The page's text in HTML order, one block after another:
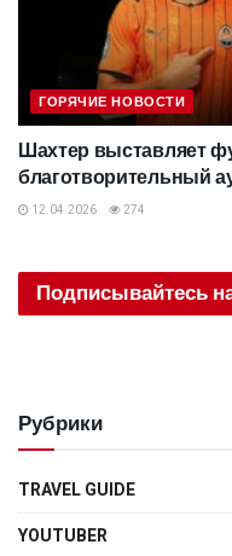
ГОРЯЧИЕ НОВОСТИ
Шахтер выставляет
благотворительный
12.04.2026 274
Подписывайтесь
Рубрики
TRAVEL GUIDE
YOUTUBER